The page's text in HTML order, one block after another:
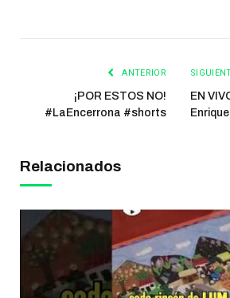
ANTERIOR
¡POR ESTOS NO!
#LaEncerrona #shorts
EN
Relacionados